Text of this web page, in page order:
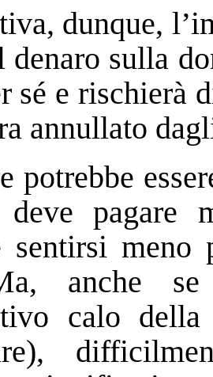
dunque,
denaro sulla
sé e rischierà
annullato
potrebbe
pagare
sentirsi meno
anche
calo